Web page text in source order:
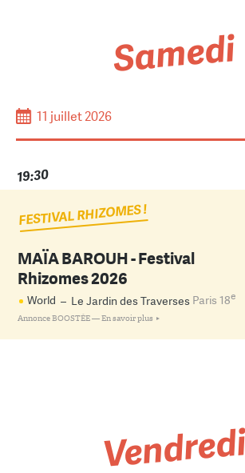
Samedi
11 juillet 2026
19:30
FESTIVAL RHIZOMES !
MAÏA BAROUH - Festival
Rhizomes 2026
World – Le Jardin des Traverses Paris 18e
Annonce BOOSTÉE —En savoir plus
Vendredi